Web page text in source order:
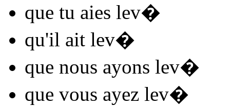
que tu aies lev�
qu'il ait lev�
que nous ayons lev�
que vous ayez lev�